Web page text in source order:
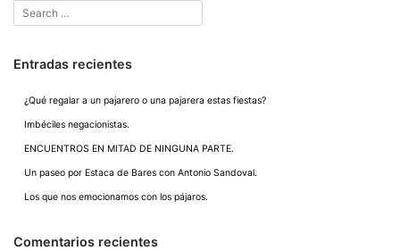
Entradas recientes
¿Qué regalar a un pajarero o una pajarera estas fiestas?
Imbéciles negacionistas.
ENCUENTROS EN MITAD DE NINGUNA PARTE.
Un paseo por Estaca de Bares con Antonio Sandoval.
Los que nos emocionamos con los pájaros.
Comentarios recientes